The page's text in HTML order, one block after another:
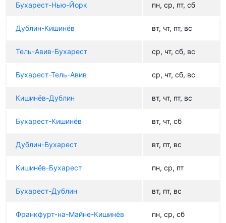
Бухарест-Нью-Йорк пн, ср, пт, сб
Дублин-Кишинёв вт, чт, пт, вс
Тель-Авив-Бухарест ср, чт, сб, вс
Бухарест-Тель-Авив ср, чт, сб, вс
Кишинёв-Дублин вт, чт, пт, вс
Бухарест-Кишинёв вт, чт, сб
Дублин-Бухарест вт, пт, вс
Кишинёв-Бухарест пн, ср, пт
Бухарест-Дублин вт, пт, вс
Франкфурт-на-Майне-Кишинёв пн, ср, сб